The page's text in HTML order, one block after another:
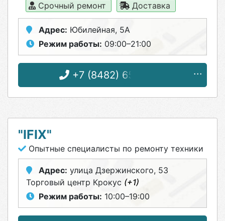
Срочный ремонт
Доставка
Адрес: Юбилейная, 5А
Режим работы: 09:00–21:00
+7 (8482) 65-14-24
"IFIX"
Опытные специалисты по ремонту техники
Адрес: улица Дзержинского, 53
Торговый центр Крокус (+1)
Режим работы: 10:00–19:00